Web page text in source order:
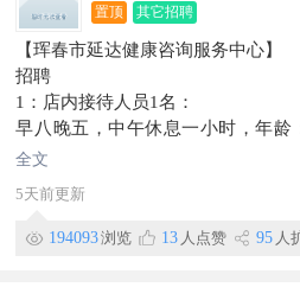
置顶 其它招聘
【珲春市延达健康咨询服务中心】
招聘
1：店内接待人员1名：
早八晚五，中午休息一小时，年龄
语言表达能力，沟通能力，懂朝语，
2：前方发单人员1名：
年龄不限，早八晚五，中午休息一小
全文
5天前更新
194093浏览 13 人点赞 95 人